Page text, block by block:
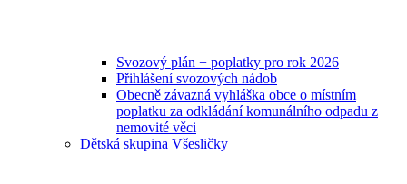
Svozový plán + poplatky pro rok 2026
Přihlášení svozových nádob
Obecně závazná vyhláška obce o místním
poplatku za odkládání komunálního odpadu z
nemovité věci
Dětská skupina Všesličky